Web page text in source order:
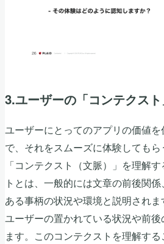
3.ユーザーの「コンテクス
ユーザーにとってのアプリの価値
で、それをスムーズに体験してもら
「コンテクスト（文脈）」を理解
トとは、一般的には文章の前後関
ある事柄の状況や環境と説明され
ユーザーの置かれている状況や前
ます。このコンテクストを理解す